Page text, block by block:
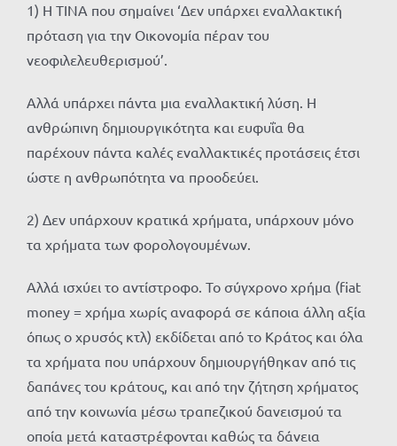
1) Η ΤΙΝΑ που σημαίνει ‘Δεν υπάρχει εναλλακτική
πρόταση για την Οικονομία πέραν του
νεοφιλελευθερισμού’.
Αλλά υπάρχει πάντα μια εναλλακτική λύση. Η
ανθρώπινη δημιουργικότητα και ευφυΐα θα
παρέχουν πάντα καλές εναλλακτικές προτάσεις έτσι
ώστε η ανθρωπότητα να προοδεύει.
2) Δεν υπάρχουν κρατικά χρήματα, υπάρχουν μόνο
τα χρήματα των φορολογουμένων.
Αλλά ισχύει το αντίστροφο. Το σύγχρονο χρήμα (fiat
money = χρήμα χωρίς αναφορά σε κάποια άλλη αξία
όπως ο χρυσός κτλ) εκδίδεται από το Κράτος και όλα
τα χρήματα που υπάρχουν δημιουργήθηκαν από τις
δαπάνες του κράτους, και από την ζήτηση χρήματος
από την κοινωνία μέσω τραπεζικού δανεισμού τα
οποία μετά καταστρέφονται καθώς τα δάνεια